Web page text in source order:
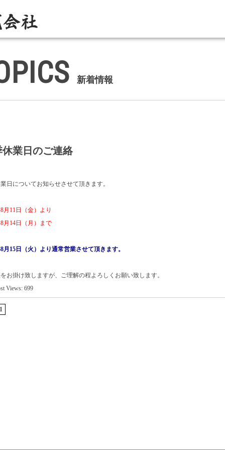
新着情報
休業日のご連絡
日についてお知らせさせて頂きます。
月11日（金）より
月14日（月）まで
月15日（火）より通常営業させて頂きます。
お掛け致しますが、ご理解の程よろしくお願い致します。
Views: 699
1